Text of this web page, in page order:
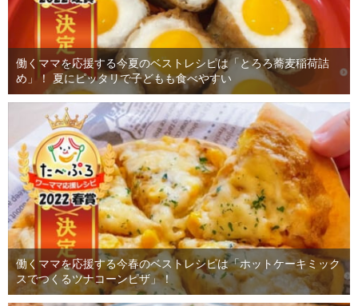
働くママを応援する今夏のベストレシピは「とろろ蕎麦稲荷詰
め」！ 夏にピッタリで子どもも食べやすい
働くママを応援する今春のベストレシピは「ホットケーキミック
スでつくるツナコーンピザ」！